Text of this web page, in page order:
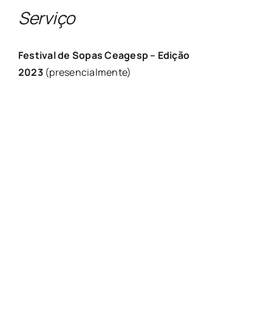
Serviço
Festival de Sopas Ceagesp – Edição
2023 (presencialmente)